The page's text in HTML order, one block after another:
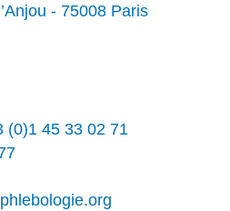
- 75008 Paris
(0)1 45 33 02 71